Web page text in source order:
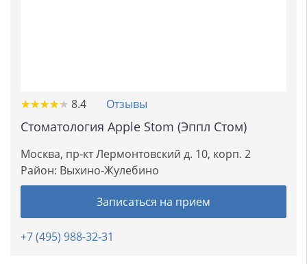
★★★★★
★★★★★ 8.4 Отзывы
Стоматология Apple Stom (Эппл Стом)
Москва, пр-кт Лермонтовский д. 10, корп. 2
Район: Выхино-Жулебино
Записаться на прием
+7 (495) 988-32-31